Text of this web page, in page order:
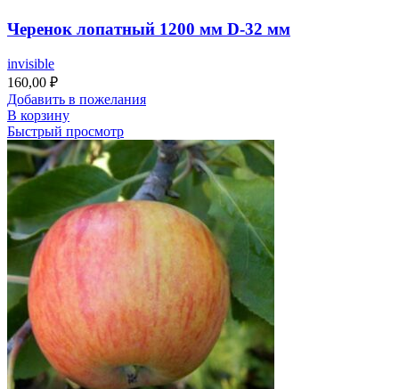
Черенок лопатный 1200 мм D-32 мм
invisible
160,00 ₽
Добавить в пожелания
В корзину
Быстрый просмотр